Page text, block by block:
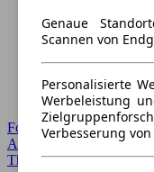
Forum Startseite
Alle Auto-Foren
Themen-Forum
Genaue
Scannen von
Personalisierte
Werbeleistung
Verbesserung